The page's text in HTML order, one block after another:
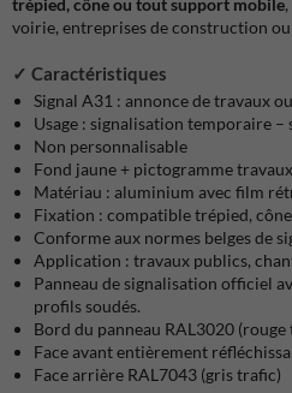
voirie, entreprises de construction
✓ Caractéristiques
Signal A31 : annonce de travaux
Usage : signalisation temporaire
Non personnalisable
Fond jaune + pictogramme
Matériau : aluminium avec film
Fixation : compatible trépied,
Conforme aux normes belges de
Application : travaux publics,
Panneau de signalisation officiel
profils soudés.
Bord du panneau RAL3020 (rouge
Face avant entièrement
Face arrière RAL7043 (gris trafic)